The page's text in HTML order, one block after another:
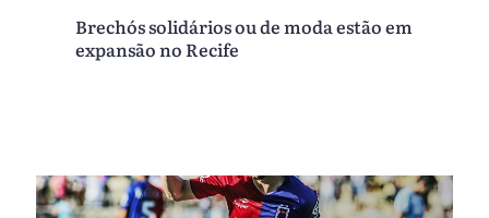
Brechós solidários ou de moda estão em
expansão no Recife